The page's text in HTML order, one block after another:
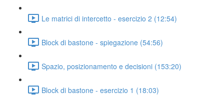
Le matrici di intercetto - esercizio 2 (12:54)
Block di bastone - spiegazione (54:56)
Spazio, posizionamento e decisioni (153:20)
Block di bastone - esercizio 1 (18:03)